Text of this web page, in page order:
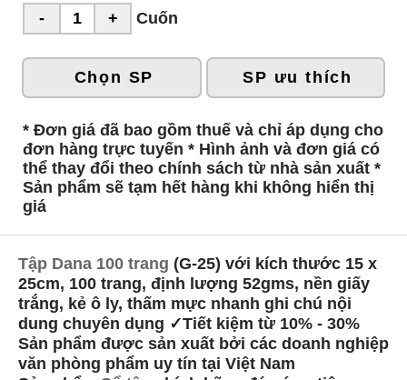
Cuốn
Chọn SP SP ưu thích
* Đơn giá đã bao gồm thuế và chỉ áp dụng cho
đơn hàng trực tuyến * Hình ảnh và đơn giá có
thể thay đổi theo chính sách từ nhà sản xuất *
Sản phẩm sẽ tạm hết hàng khi không hiển thị
giá
Tập Dana 100 trang (G-25) với kích thước 15 x
25cm, 100 trang, định lượng 52gms, nền giấy
trắng, kẻ ô ly, thấm mực nhanh ghi chú nội
dung chuyên dụng ✓Tiết kiệm từ 10% - 30%
Sản phẩm được sản xuất bởi các doanh nghiệp
văn phòng phẩm uy tín tại Việt Nam